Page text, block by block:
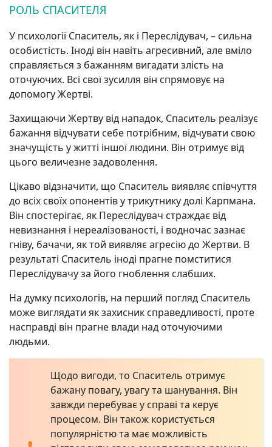
РОЛЬ СПАСИТЕЛЯ
У психології Спаситель, як і Переслідувач, – сильна
особистість. Іноді він навіть агресивний, але вміло
справляється з бажанням вигадати злість на
оточуючих. Всі свої зусилля він спрямовує на
допомогу Жертві.
Захищаючи Жертву від нападок, Спаситель реалізує
бажання відчувати себе потрібним, відчувати свою
значущість у житті іншої людини. Він отримує від
цього величезне задоволення.
Цікаво відзначити, що Спаситель виявляє співчуття
до всіх своїх опонентів у трикутнику долі Карпмана.
Він спостерігає, як Переслідувач страждає від
невизнання і нереалізованості, і водночас зазнає
гніву, бачачи, як той виявляє агресію до Жертви. В
результаті Спаситель іноді прагне помститися
Переслідувачу за його гноблення слабших.
На думку психологів, на перший погляд Спаситель
може виглядати як захисник справедливості, проте
насправді він прагне влади над оточуючими
людьми.
Щодо вигоди, то Спаситель отримує
бажану повагу, увагу та шанування. Він
завжди перебуває у справі та керує
процесом. Він також користується
популярністю та має можливість